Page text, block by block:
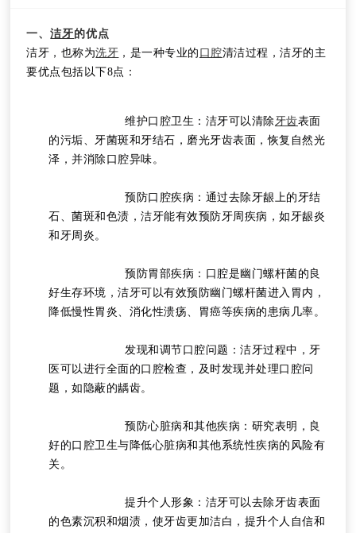
一、洁牙的优点
洁牙，也称为洗牙 ，是一种专业的 口腔清洁过程，洁牙的主
要优点包括以下8点：
			维护口腔卫生：洁牙可以清除
牙齿表面
的污垢、牙菌斑和牙结石，磨光牙齿表面，恢复自然光
泽，并消除口腔异味。
			预防口腔疾病：通过去除牙龈上的牙结
石、菌斑和色渍，洁牙能有效预防牙周疾病，如牙龈炎
和牙周炎。
			预防胃部疾病：口腔是幽门螺杆菌的良
好生存环境，洁牙可以有效预防幽门螺杆菌进入胃内，
降低慢性胃炎、消化性溃疡、胃癌等疾病的患病几率。
			发现和调节口腔问题：洁牙过程中，牙
医可以进行全面的口腔检查，及时发现并处理口腔问
题，如隐蔽的龋齿。
			预防心脏病和其他疾病：研究表明，良
好的口腔卫生与降低心脏病和其他系统性疾病的风险有
关。
			提升个人形象：洁牙可以去除牙齿表面
的色素沉积和烟渍，使牙齿更加洁白，提升个人自信和